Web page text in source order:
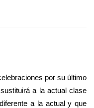
por su último
a la actual clase
a la actual y que